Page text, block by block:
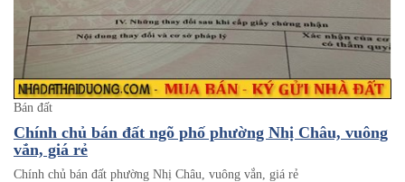
Bán đất
Chính chủ bán đất ngõ phố phường Nhị Châu, vuông
vắn, giá rẻ
Chính chủ bán đất phường Nhị Châu, vuông vắn, giá rẻ